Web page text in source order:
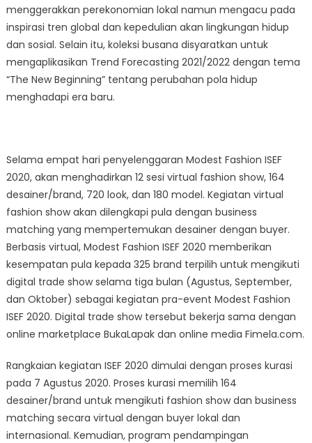
menggerakkan perekonomian lokal namun mengacu pada
inspirasi tren global dan kepedulian akan lingkungan hidup
dan sosial. Selain itu, koleksi busana disyaratkan untuk
mengaplikasikan Trend Forecasting 2021/2022 dengan tema
“The New Beginning” tentang perubahan pola hidup
menghadapi era baru.
Selama empat hari penyelenggaran Modest Fashion ISEF
2020, akan menghadirkan 12 sesi virtual fashion show, 164
desainer/brand, 720 look, dan 180 model. Kegiatan virtual
fashion show akan dilengkapi pula dengan business
matching yang mempertemukan desainer dengan buyer.
Berbasis virtual, Modest Fashion ISEF 2020 memberikan
kesempatan pula kepada 325 brand terpilih untuk mengikuti
digital trade show selama tiga bulan (Agustus, September,
dan Oktober) sebagai kegiatan pra-event Modest Fashion
ISEF 2020. Digital trade show tersebut bekerja sama dengan
online marketplace BukaLapak dan online media Fimela.com.
Rangkaian kegiatan ISEF 2020 dimulai dengan proses kurasi
pada 7 Agustus 2020. Proses kurasi memilih 164
desainer/brand untuk mengikuti fashion show dan business
matching secara virtual dengan buyer lokal dan
internasional. Kemudian, program pendampingan